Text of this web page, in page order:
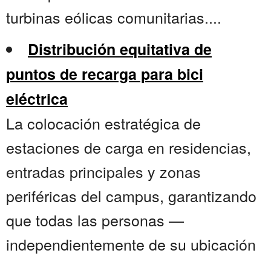
turbinas eólicas comunitarias....
Distribución equitativa de
puntos de recarga para bici
eléctrica
La colocación estratégica de
estaciones de carga en residencias,
entradas principales y zonas
periféricas del campus, garantizando
que todas las personas —
independientemente de su ubicación